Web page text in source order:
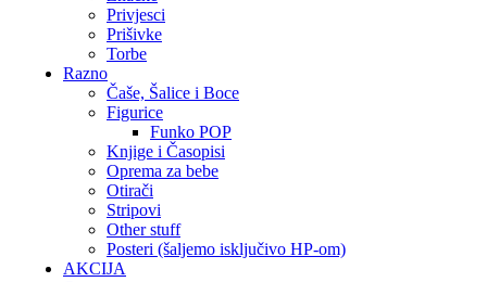
Privjesci
Prišivke
Torbe
Razno
Čaše, Šalice i Boce
Figurice
Funko POP
Knjige i Časopisi
Oprema za bebe
Otirači
Stripovi
Other stuff
Posteri (šaljemo isključivo HP-om)
AKCIJA